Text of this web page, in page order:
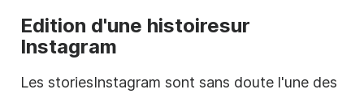
Edition d'une histoiresur
Instagram
Les storiesInstagram sont sans doute l'une des